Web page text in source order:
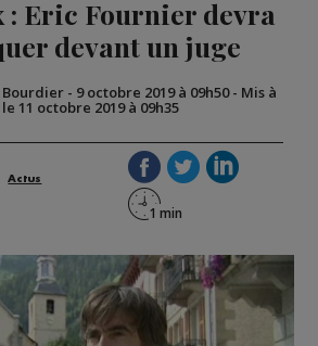
BIGARD
: Eric Fournier devra
devant un juge
- 9 octobre 2019 à 09h50- Mis à
11 octobre 2019 à 09h35
Actus